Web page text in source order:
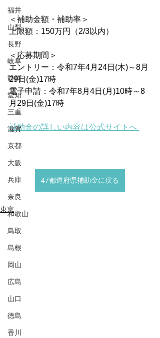
福井
山梨
長野
岐阜
静岡
愛知
三重
滋賀
京都
大阪
兵庫
奈良
和歌山
鳥取
島根
岡山
広島
山口
徳島
香川
＜補助金額・補助率＞
上限額：150万円（2/3以内）
＜応募期間＞
エントリー：令和7年4月24日(木)～8月
29日(金)17時
電子申請：令和7年8月4日(月)10時～8
月29日(金)17時
補助金の詳しい内容は公式サイトへ
47都道府県補助金に戻る
東京